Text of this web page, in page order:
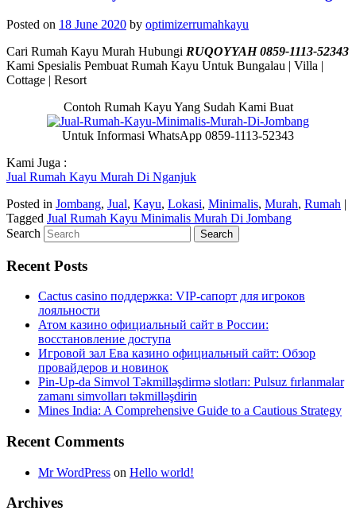
Posted on 18 June 2020 by optimizerrumahkayu
Cari Rumah Kayu Murah Hubungi RUQOYYAH 0859-1113-52343
Kami Spesialis Pembuat Rumah Kayu Untuk Bungalau | Villa |
Cottage | Resort
Contoh Rumah Kayu Yang Sudah Kami Buat
Untuk Informasi WhatsApp 0859-1113-52343
Kami Juga :
Jual Rumah Kayu Murah Di Nganjuk
Posted in Jombang, Jual, Kayu, Lokasi, Minimalis, Murah, Rumah |
Tagged Jual Rumah Kayu Minimalis Murah Di Jombang
Search
Recent Posts
Cactus casino поддержка: VIP-сапорт для игроков
лояльности
Атом казино официальный сайт в России:
восстановление доступа
Игровой зал Ева казино официальный сайт: Обзор
провайдеров и новинок
Pin-Up-da Simvol Təkmilləşdirmə slotları: Pulsuz fırlanmalar
zamanı simvolları təkmilləşdirin
Mines India: A Comprehensive Guide to a Cautious Strategy
Recent Comments
Mr WordPress on Hello world!
Archives